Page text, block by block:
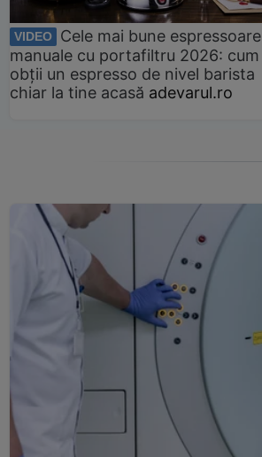
VIDEO
Cele mai bune espressoare
manuale cu portafiltru 2026: cum
obții un espresso de nivel barista
chiar la tine acasă adevarul.ro